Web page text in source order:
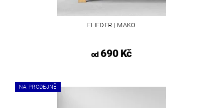
FLIEDER | MAKO
od690 Kč
NA PRODEJNĚ